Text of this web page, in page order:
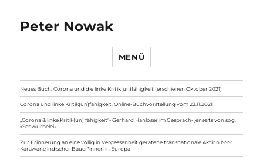
Peter Nowak
MENÜ
Neues Buch: Corona und die linke Kritik(un)fähigkeit (erschienen Oktober 2021)
Corona und linke Kritik(un)fähigkeit. Online-Buchvorstellung vom 23.11.2021
„Corona & linke Kritik(un) fähigkeit“- Gerhard Hanloser im Gespräch- jenseits von sog.
»Schwurbelei«
Zur Erinnerung an eine völlig in Vergessenheit geratene transnationale Aktion 1999:
Karawane indischer Bauer*innen in Europa